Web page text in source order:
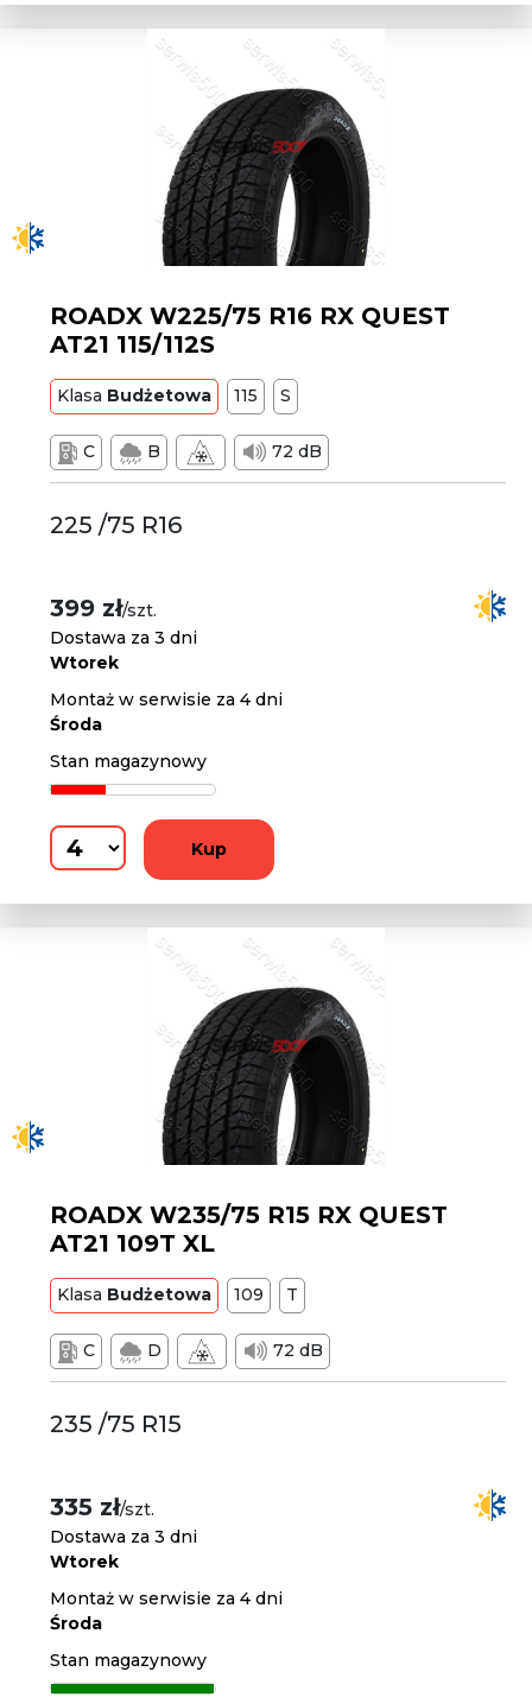
ROADX W225/75 R16 RX QUEST
AT21 115/112S
Klasa Budżetowa 115 S
C B 72 dB
225 /75 R16
399 zł/szt.
Dostawa za 3 dni
Wtorek
Montaż w serwisie za 4 dni
Środa
Stan magazynowy
Kup
ROADX W235/75 R15 RX QUEST
AT21 109T XL
Klasa Budżetowa 109 T
C D 72 dB
235 /75 R15
335 zł/szt.
Dostawa za 3 dni
Wtorek
Montaż w serwisie za 4 dni
Środa
Stan magazynowy